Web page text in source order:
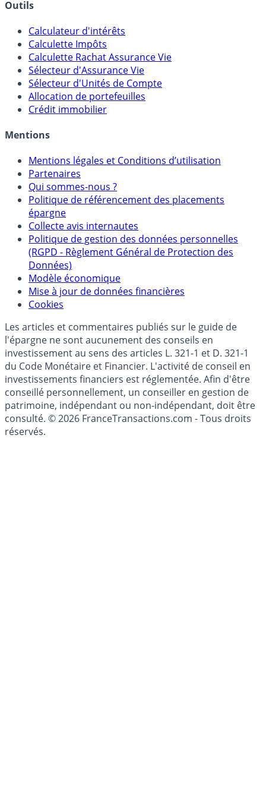
Outils
Calculateur d'intérêts
Calculette Impôts
Calculette Rachat Assurance Vie
Sélecteur d'Assurance Vie
Sélecteur d'Unités de Compte
Allocation de portefeuilles
Crédit immobilier
Mentions
Mentions légales et Conditions d’utilisation
Partenaires
Qui sommes-nous ?
Politique de référencement des placements
épargne
Collecte avis internautes
Politique de gestion des données personnelles
(RGPD - Règlement Général de Protection des
Données)
Modèle économique
Mise à jour de données financières
Cookies
Les articles et commentaires publiés sur le guide de
l'épargne ne sont aucunement des conseils en
investissement au sens des articles L. 321-1 et D. 321-1
du Code Monétaire et Financier. L'activité de conseil en
investissements financiers est réglementée. Afin d'être
conseillé personnellement, un conseiller en gestion de
patrimoine, indépendant ou non-indépendant, doit être
consulté. © 2026 FranceTransactions.com - Tous droits
réservés.